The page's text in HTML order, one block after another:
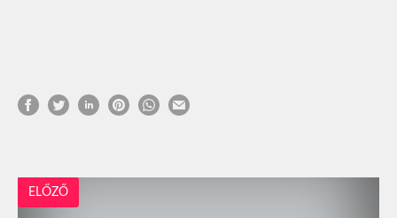
ELŐZŐ